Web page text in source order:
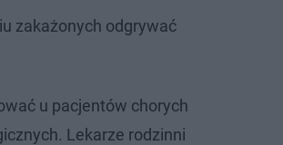
zakażonych odgrywać
u pacjentów chorych
Lekarze rodzinni